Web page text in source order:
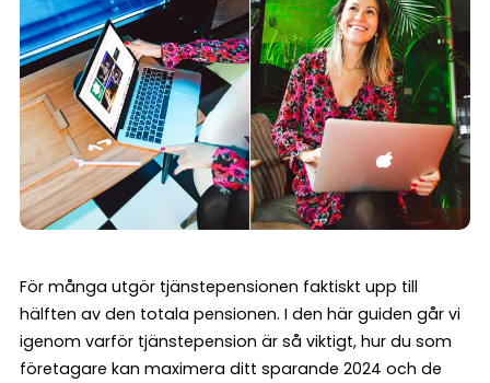
För många utgör tjänstepensionen faktiskt upp till
hälften av den totala pensionen. I den här guiden går vi
igenom varför tjänstepension är så viktigt, hur du som
företagare kan maximera ditt sparande 2024 och de